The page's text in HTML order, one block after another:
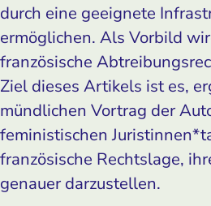
durch eine geeignete
ermöglichen. Als Vorbild
französische
Ziel dieses Artikels ist es,
mündlichen Vortrag der
feministischen
französische Rechtslage,
genauer darzustellen.